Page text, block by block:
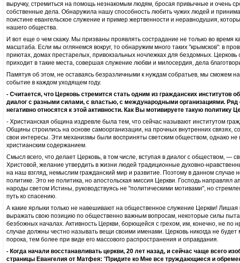
выручку, стремиться на помощь незнакомым людям, бросая привычные и очень
собственные дела. Обнаружила нашу способность любить чужих людей и
поистине евангельское служение и пример жертвенности и неравнодушия,
нашего общества.
И вот еще о чем скажу. Мы призваны проявлять сострадание не только во время
масштаба. Если мы оглянемся вокруг, то обнаружим много таких "крымсков": в
приютах, домах престарелых, привокзальных ночлежках для бездомных. Церковь
приходит в такие места, совершая служение любви и милосердия, дела
Памятуя об этом, не оставаясь безразличными к нуждам собратьев, мы сможем
событие в каждом уходящем году.
- Считается, что Церковь стремится стать одним из гражданских институтов
диалог с разными силами, с властью, с международными организациями.
негативно относятся к этой активности. Как Вы мотивируете такую политику
- Христианская община издревле была тем, что сейчас называют институтом
Общины строились на основе самоорганизации, на прочных внутренних связях,
свои интересы. Эти механизмы были восприняты светским обществом, однако не
христианским содержанием.
Смысл всего, что делает Церковь, в том числе, вступая в диалог с обществом, —
Христовой, желание утвердить в жизни людей традиционные духовно-
на наш взгляд, немыслим гражданский мир и развитие. Поэтому в данном случае
политике. Это не политика, но апостольская миссия Церкви. Господь направлял
народы светом Истины, руководствуясь не "политическими мотивами", но
путь ко спасению.
А какие ярлыки только не навешивают на общественное служение Церкви!
выражать свою позицию по общественно важным вопросам, некоторые силы
безбожных началах. Активность Церкви, борющейся с грехом, им, конечно, не по
случае должны честно называть вещи своими именами. Церковь никогда не будет
порока, тем более при виде его массового распространения и оправдания.
- Когда начали восстанавливать церкви, 20 лет назад, и сейчас чаще всего
страницы Евангелия от Матфея: "Придите ко Мне все труждающиеся и